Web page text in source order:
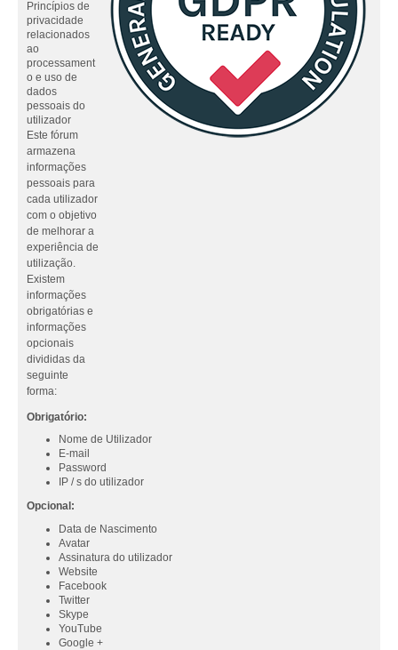
Princípios de
privacidade
relacionados
ao
processament
o e uso de
dados
pessoais do
utilizador
Este fórum
armazena
informações
pessoais para
cada utilizador
com o objetivo
de melhorar a
experiência de
utilização.
Existem
informações
obrigatórias e
informações
opcionais
divididas da
seguinte
forma:
Obrigatório:
Nome de Utilizador
E-mail
Password
IP / s do utilizador
Opcional:
Data de Nascimento
Avatar
Assinatura do utilizador
Website
Facebook
Twitter
Skype
YouTube
Google +